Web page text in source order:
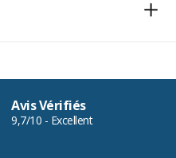
Avis Vérifiés
9,7/10 - Excellent